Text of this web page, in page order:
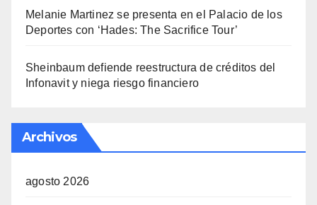
Melanie Martinez se presenta en el Palacio de los
Deportes con ‘Hades: The Sacrifice Tour’
Sheinbaum defiende reestructura de créditos del
Infonavit y niega riesgo financiero
Archivos
agosto 2026